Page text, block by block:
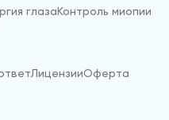
глазаКонтроль миопии
ЛицензииОферта